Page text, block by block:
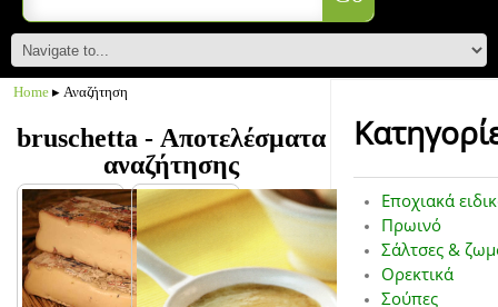
Home ▸ Αναζήτηση
bruschetta - Αποτελέσματα
αναζήτησης
Εποχιακά
Πρωινό
Σάλτσες &
Ορεκτικά
Σούπες